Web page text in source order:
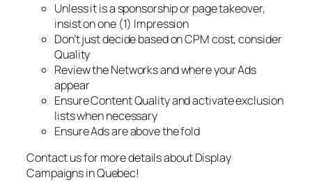
Unless it is a sponsorship or page takeover,
insist on one (1) Impression
Don’t just decide based on CPM cost, consider
Quality
Review the Networks and where your Ads
appear
Ensure Content Quality and activate exclusion
lists when necessary
Ensure Ads are above the fold
Contact us for more details about Display
Campaigns in Quebec!